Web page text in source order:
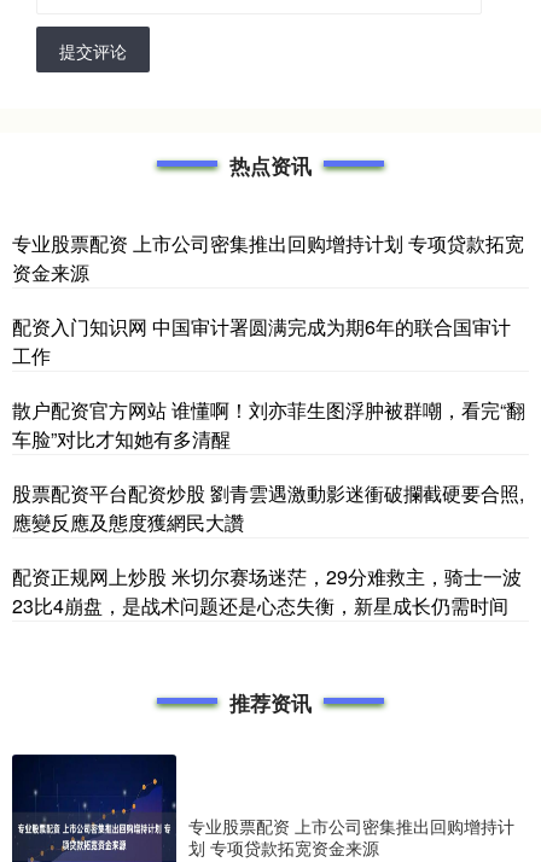
提交评论
热点资讯
专业股票配资 上市公司密集推出回购增持计划 专项贷款拓宽
资金来源
配资入门知识网 中国审计署圆满完成为期6年的联合国审计
工作
散户配资官方网站 谁懂啊！刘亦菲生图浮肿被群嘲，看完“翻
车脸”对比才知她有多清醒
股票配资平台配资炒股 劉青雲遇激動影迷衝破攔截硬要合照,
應變反應及態度獲網民大讚
配资正规网上炒股 米切尔赛场迷茫，29分难救主，骑士一波
23比4崩盘，是战术问题还是心态失衡，新星成长仍需时间
推荐资讯
专业股票配资 上市公司密集推出回购增持计
划 专项贷款拓宽资金来源